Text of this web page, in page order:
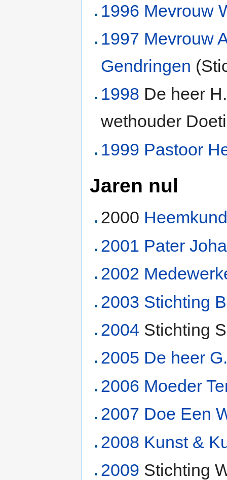
1996 Mevrouw
1997 Mevrouw
Gendringen
1998 De heer
wethouder
1999 Pastoor
Jaren nul
2000
2001 Pater
2002
2003 Stichting
2004 Stichting
2005 De heer
2006 Moeder
2007 Doe Een
2008 Kunst &
2009 Stichting